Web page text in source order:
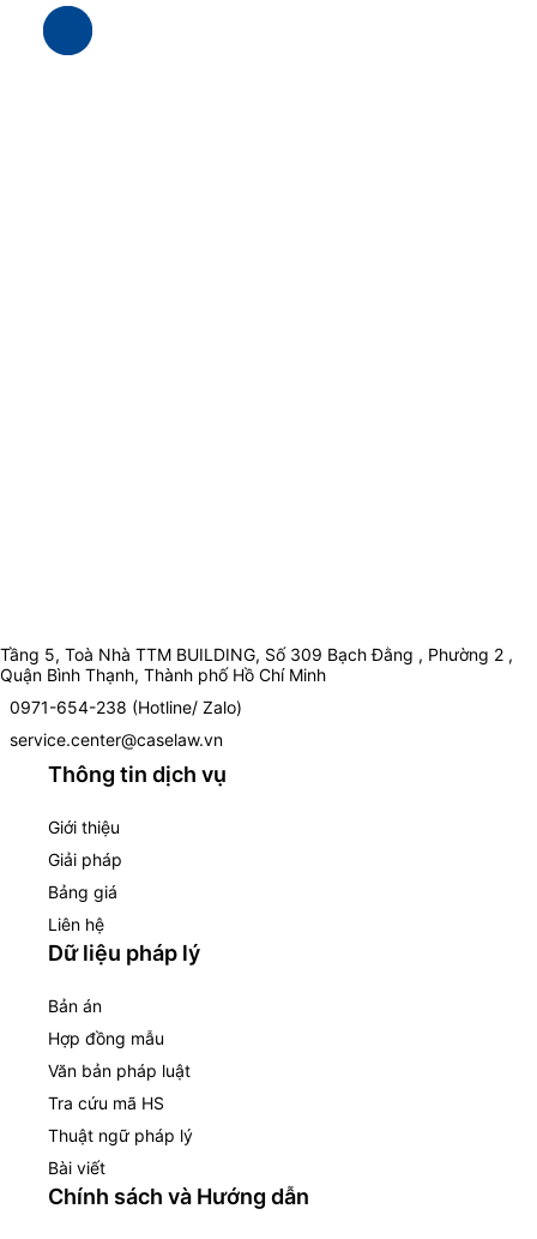
Tầng 5, Toà Nhà TTM BUILDING, Số 309 Bạch Đằng , Phường 2 ,
Quận Bình Thạnh, Thành phố Hồ Chí Minh
0971-654-238 (Hotline/ Zalo)
service.center@caselaw.vn
Thông tin dịch vụ
Giới thiệu
Giải pháp
Bảng giá
Liên hệ
Dữ liệu pháp lý
Bản án
Hợp đồng mẫu
Văn bản pháp luật
Tra cứu mã HS
Thuật ngữ pháp lý
Bài viết
Chính sách và Hướng dẫn